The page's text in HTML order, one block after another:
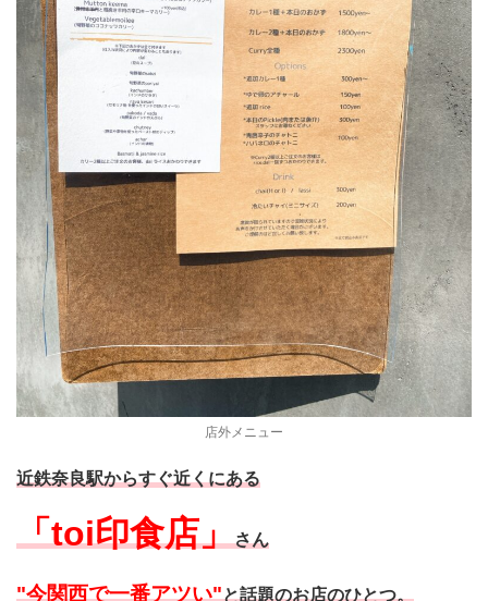
店外メニュー
近鉄奈良駅からすぐ近くにある
「toi印食店」さん
"今関西で一番アツい"と話題のお店のひとつ。